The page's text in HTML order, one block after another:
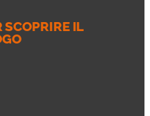
SCOPRIRE IL